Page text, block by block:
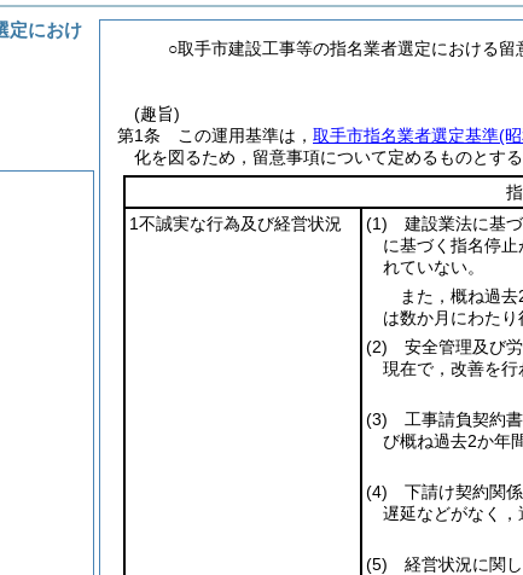
○取手市建設工事等の指名業者選定における留
(趣旨)
第1条
この運用基準は， 取手市指名業者選定基準(
化を図るため，留意事項について定めるものとする
1不誠実な行為及び経営状況
(1) 建設業法に基
に基づく指名停
れていない。
また，概ね過
は数か月にわたり
(2) 安全管理及び労
現在で，改善を行
(3) 工事請負契約書
び概ね過去2か年
(4) 下請け契約関係
遅延などがなく，
(5) 経営状況に関し
定におけ